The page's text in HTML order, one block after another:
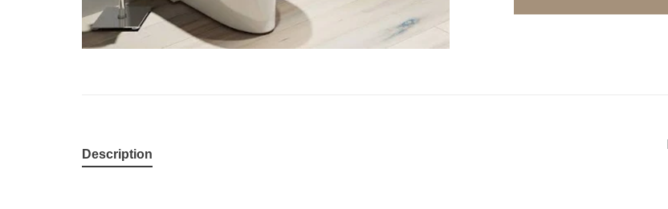
Description